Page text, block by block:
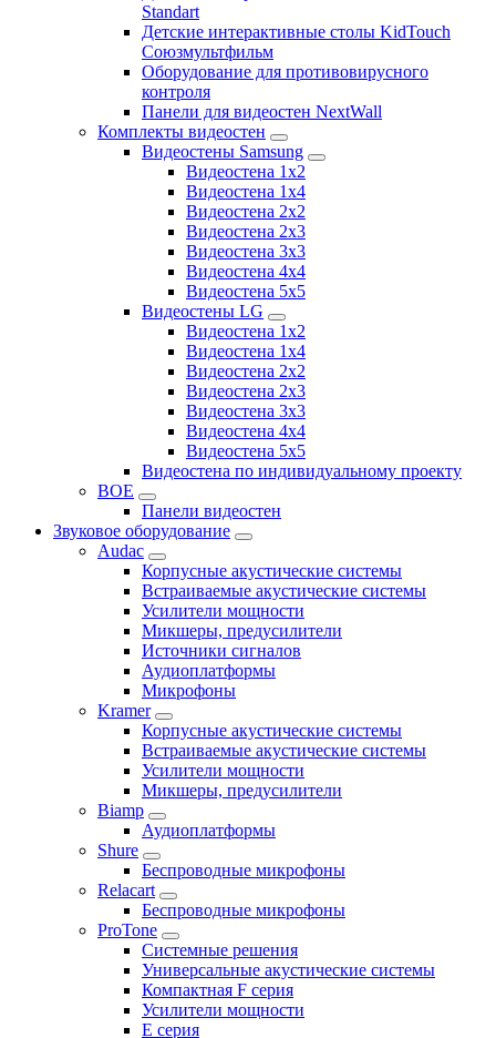
Standart
Детские интерактивные столы KidTouch
Союзмультфильм
Оборудование для противовирусного
контроля
Панели для видеостен NextWall
Комплекты видеостен
Видеостены Samsung
Видеостена 1x2
Видеостена 1x4
Видеостена 2x2
Видеостена 2х3
Видеостена 3x3
Видеостена 4x4
Видеостена 5x5
Видеостены LG
Видеостена 1x2
Видеостена 1x4
Видеостена 2x2
Видеостена 2x3
Видеостена 3x3
Видеостена 4x4
Видеостена 5x5
Видеостена по индивидуальному проекту
BOE
Панели видеостен
Звуковое оборудование
Audac
Корпусные акустические системы
Встраиваемые акустические системы
Усилители мощности
Микшеры, предусилители
Источники сигналов
Аудиоплатформы
Микрофоны
Kramer
Корпусные акустические системы
Встраиваемые акустические системы
Усилители мощности
Микшеры, предусилители
Biamp
Аудиоплатформы
Shure
Беспроводные микрофоны
Relacart
Беспроводные микрофоны
ProTone
Системные решения
Универсальные акустические системы
Компактная F серия
Усилители мощности
E серия